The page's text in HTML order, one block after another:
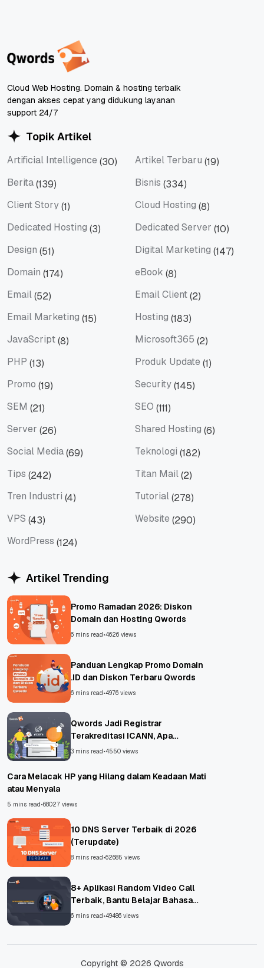
Cloud Web Hosting. Domain & hosting terbaik
dengan akses cepat yang didukung layanan
support 24/7
Topik Artikel
Artificial Intelligence (30) Artikel Terbaru (19)
Berita(139) Bisnis (334)
Client Story(1) Cloud Hosting (8)
Dedicated Hosting (3) Dedicated Server (10)
Design (51) Digital Marketing (147)
Domain (174) eBook (8)
Email(52) Email Client(2)
Email Marketing (15) Hosting (183)
JavaScript(8) Microsoft365 (2)
PHP (13) Produk Update (1)
Promo (19) Security(145)
SEM (21) SEO (111)
Server (26) Shared Hosting (6)
Social Media(69) Teknologi (182)
Tips (242) Titan Mail(2)
Tren Industri (4) Tutorial(278)
VPS (43) Website (290)
WordPress (124)
Artikel Trending
Promo Ramadan 2026: Diskon
Domain dan Hosting Qwords
6 mins read•4626 views
Panduan Lengkap Promo Domain
.ID dan Diskon Terbaru Qwords
6 mins read•4976 views
Qwords Jadi Registrar
Terakreditasi ICANN, Apa
Untungnya?
3 mins read•4550 views
Cara Melacak HP yang Hilang dalam Keadaan Mati
atau Menyala
5 mins read•68027 views
10 DNS Server Terbaik di 2026
(Terupdate)
8 mins read•62685 views
8+ Aplikasi Random Video Call
Terbaik, Bantu Belajar Bahasa
Asing!
6 mins read•49486 views
Copyright © 2026 Qwords